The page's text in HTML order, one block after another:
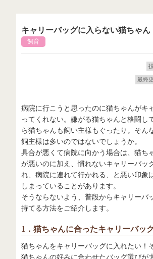
キャリーバッグに入らない猫ちゃん
飼育
最終
病院に行こうと思ったのに猫ちゃんがキ
ってくれない。嫌がる猫ちゃんと格闘し
ら猫ちゃんも飼い主様もぐったり。そん
飼主様は多いのではないでしょうか。
具合が悪くて病院に向かう場合は、猫ち
が悪いのに加え、慣れないキャリーバッ
れ、病院に連れて行かれる、と悪い印象
しまっていることがあります。
そうならないよう、普段からキャリーバ
持てる方法をご紹介します。
1．猫ちゃんに合ったキャリーバッ
猫ちゃんをキャリーバッグに入れたい！
猫ちゃんの好みに合わせたバッグ選びが